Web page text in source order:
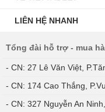
LIÊN HỆ NHANH
Tổng đài hỗ trợ - mua
- CN: 27 Lê Văn Việt,
- CN: 174 Cao Thắng,
- CN: 327 Nguyễn An